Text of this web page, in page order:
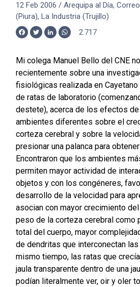
12 Feb 2006 / Arequipa al Día,
(Piura), La Industria (Trujillo)
Facebook
TwitterLinkedInWhatsApp
2.717
Mi colega Manuel Bello del CNE
recientemente sobre una
fisiológicas realizada en
de ratas de laboratorio
destete), acerca de los efectos
ambientes diferentes sobre el
corteza cerebral y sobre la
presionar una palanca para
Encontraron que los ambientes
permiten mayor actividad de
objetos y con los congéneres,
desarrollo de la velocidad para
asocian con mayor crecimiento
peso de la corteza cerebral como
total del cuerpo, mayor
de dendritas que interconectan las
mismo tiempo, las ratas que
jaula transparente dentro de una
podían literalmente ver, oir y oler